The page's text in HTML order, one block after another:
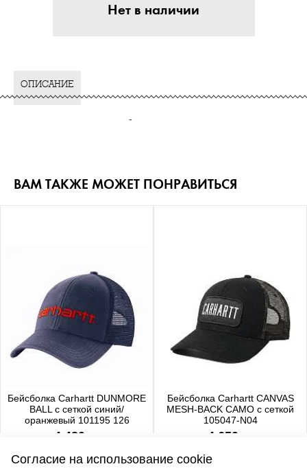
Нет в наличии
ОПИСАНИЕ
-
ВАМ ТАКЖЕ МОЖЕТ ПОНРАВИТЬСЯ
Бейсболка Carhartt DUNMORE
BALL с сеткой синий/
оранжевый 101195 126
4 480 р.
Бейсболка Carhartt CANVAS
MESH-BACK CAMO с сеткой
105047-N04
4 650 р.
Согласие на использование cookie